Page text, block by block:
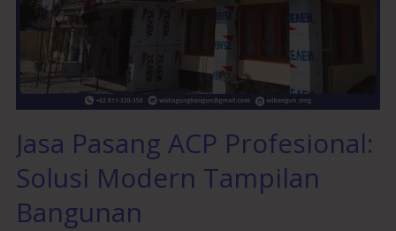
Jasa Pasang ACP Profesional:
Solusi Modern Tampilan
Bangunan
Solusi
Modern
Tampilan
Bangunan